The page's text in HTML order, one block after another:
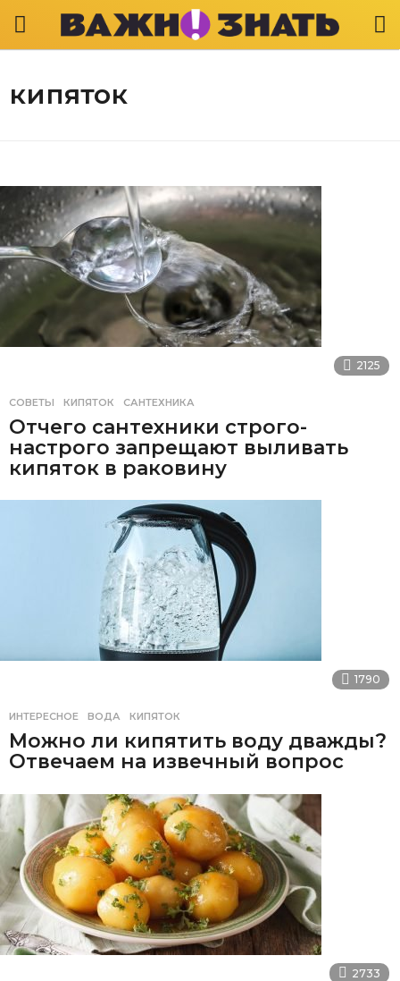
кипяток
2125
СОВЕТЫ КИПЯТОК ,САНТЕХНИКА
Отчего сантехники строго-
настрого запрещают выливать
кипяток в раковину
1790
ИНТЕРЕСНОЕ ВОДА ,КИПЯТОК
Можно ли кипятить воду дважды?
Отвечаем на извечный вопрос
2733